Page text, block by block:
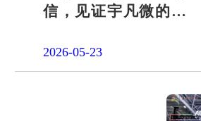
信，见证宇凡微的社
2026-05-23